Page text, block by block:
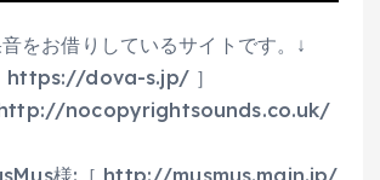
をお借りしているサイトです。↓
https://dova-s.jp/ ］
http://nocopyrightsounds.co.uk/
様:［ http://musmus.main.jp/